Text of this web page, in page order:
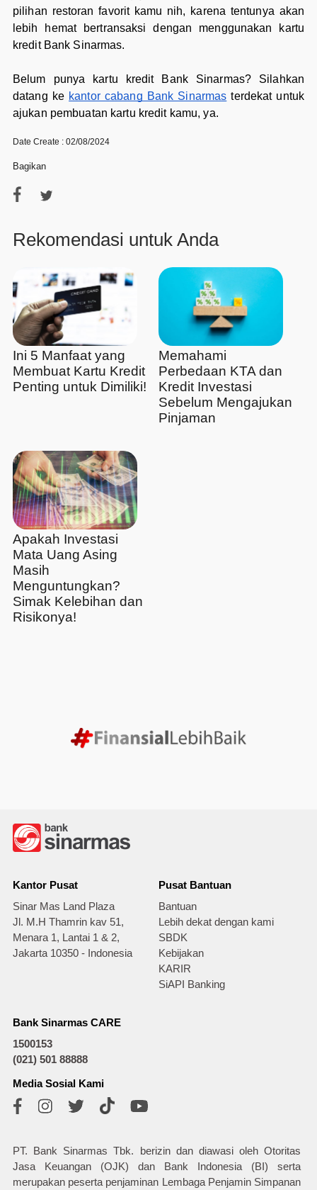
pilihan restoran favorit kamu nih, karena tentunya akan
lebih hemat bertransaksi dengan menggunakan kartu
kredit Bank Sinarmas.
Belum punya kartu kredit Bank Sinarmas? Silahkan
datang ke kantor cabang Bank Sinarmas terdekat untuk
ajukan pembuatan kartu kredit kamu, ya.
Date Create : 02/08/2024
Bagikan
Rekomendasi untuk Anda
Ini 5 Manfaat yang
Membuat Kartu Kredit
Penting untuk Dimiliki!
Memahami
Perbedaan KTA dan
Kredit Investasi
Sebelum Mengajukan
Pinjaman
Apakah Investasi
Mata Uang Asing
Masih
Menguntungkan?
Simak Kelebihan dan
Risikonya!
Kantor Pusat
Sinar Mas Land Plaza
Jl. M.H Thamrin kav 51,
Menara 1, Lantai 1 & 2,
Jakarta 10350 - Indonesia
Pusat Bantuan
Bantuan
Lebih dekat dengan kami
SBDK
Kebijakan
KARIR
SiAPI Banking
Bank Sinarmas CARE
1500153
(021) 501 88888
Media Sosial Kami
PT. Bank Sinarmas Tbk. berizin dan diawasi oleh Otoritas
Jasa Keuangan (OJK) dan Bank Indonesia (BI) serta
merupakan peserta penjaminan Lembaga Penjamin Simpanan